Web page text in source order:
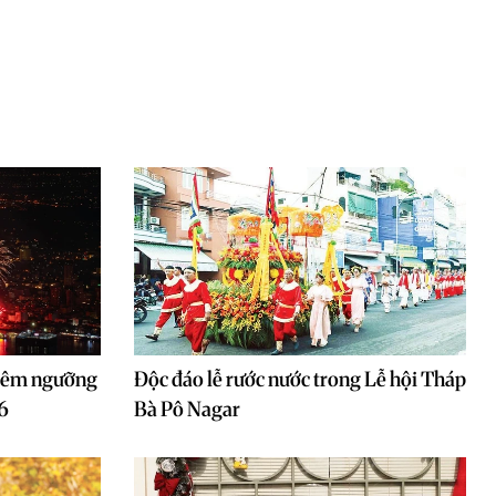
ngưỡng
Độc đáo lễ rước nước trong Lễ hội Tháp
Bà Pô Nagar